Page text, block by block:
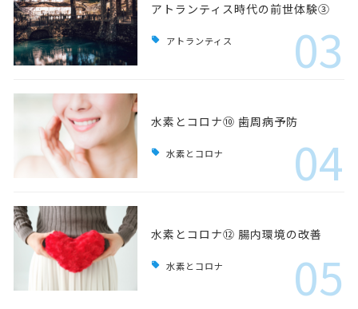
アトランティス時代の前世体験③
アトランティス 03
水素とコロナ⑩ 歯周病予防
水素とコロナ 04
水素とコロナ⑫ 腸内環境の改善
水素とコロナ 05